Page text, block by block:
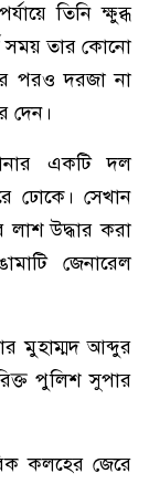
তিনি ক্ষুব্ধ
সময় তার কোনো
পরও দরজা না
দেন।
একটি দল
ঢোকে। সেখান
লাশ উদ্ধার করা
জেনারেল
মুহাম্মদ আব্দুর
পুলিশ সুপার
কলহের জেরে